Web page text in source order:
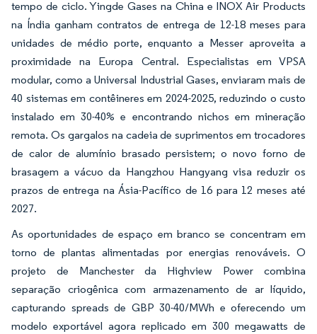
tempo de ciclo. Yingde Gases na China e INOX Air Products
na Índia ganham contratos de entrega de 12-18 meses para
unidades de médio porte, enquanto a Messer aproveita a
proximidade na Europa Central. Especialistas em VPSA
modular, como a Universal Industrial Gases, enviaram mais de
40 sistemas em contêineres em 2024-2025, reduzindo o custo
instalado em 30-40% e encontrando nichos em mineração
remota. Os gargalos na cadeia de suprimentos em trocadores
de calor de alumínio brasado persistem; o novo forno de
brasagem a vácuo da Hangzhou Hangyang visa reduzir os
prazos de entrega na Ásia-Pacífico de 16 para 12 meses até
2027.
As oportunidades de espaço em branco se concentram em
torno de plantas alimentadas por energias renováveis. O
projeto de Manchester da Highview Power combina
separação criogênica com armazenamento de ar líquido,
capturando spreads de GBP 30-40/MWh e oferecendo um
modelo exportável agora replicado em 300 megawatts de